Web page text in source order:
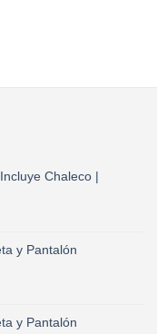
Chaleco |
y Pantalón
y Pantalón